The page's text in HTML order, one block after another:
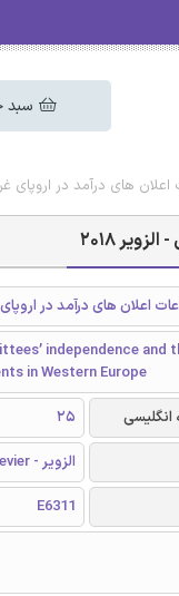
سبد
های درآمد در اروپای غربی -
2018
اعلان های درآمد در
independence
in Western Europe
25
الزویر - Elsevier
E6311